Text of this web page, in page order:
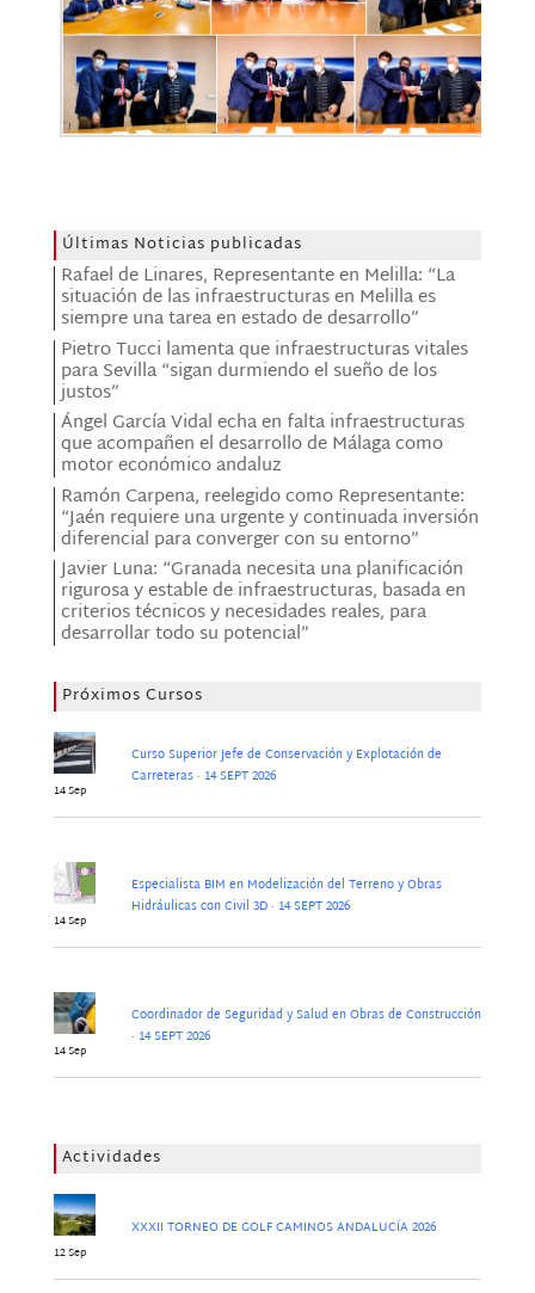
Últimas Noticias publicadas
Rafael de Linares, Representante en Melilla: “La
situación de las infraestructuras en Melilla es
siempre una tarea en estado de desarrollo”
Pietro Tucci lamenta que infraestructuras vitales
para Sevilla “sigan durmiendo el sueño de los
justos”
Ángel García Vidal echa en falta infraestructuras
que acompañen el desarrollo de Málaga como
motor económico andaluz
Ramón Carpena, reelegido como Representante:
“Jaén requiere una urgente y continuada inversión
diferencial para converger con su entorno”
Javier Luna: “Granada necesita una planificación
rigurosa y estable de infraestructuras, basada en
criterios técnicos y necesidades reales, para
desarrollar todo su potencial”
Próximos Cursos
14 Sep
Curso Superior Jefe de Conservación y Explotación de
Carreteras · 14 SEPT 2026
14 Sep
Especialista BIM en Modelización del Terreno y Obras
Hidráulicas con Civil 3D · 14 SEPT 2026
14 Sep
Coordinador de Seguridad y Salud en Obras de Construcción
· 14 SEPT 2026
Actividades
12 Sep
XXXII TORNEO DE GOLF CAMINOS ANDALUCÍA 2026